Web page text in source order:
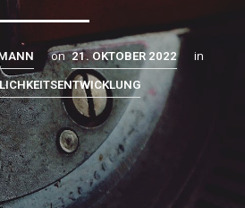
on 21. OKTOBER 2022 in